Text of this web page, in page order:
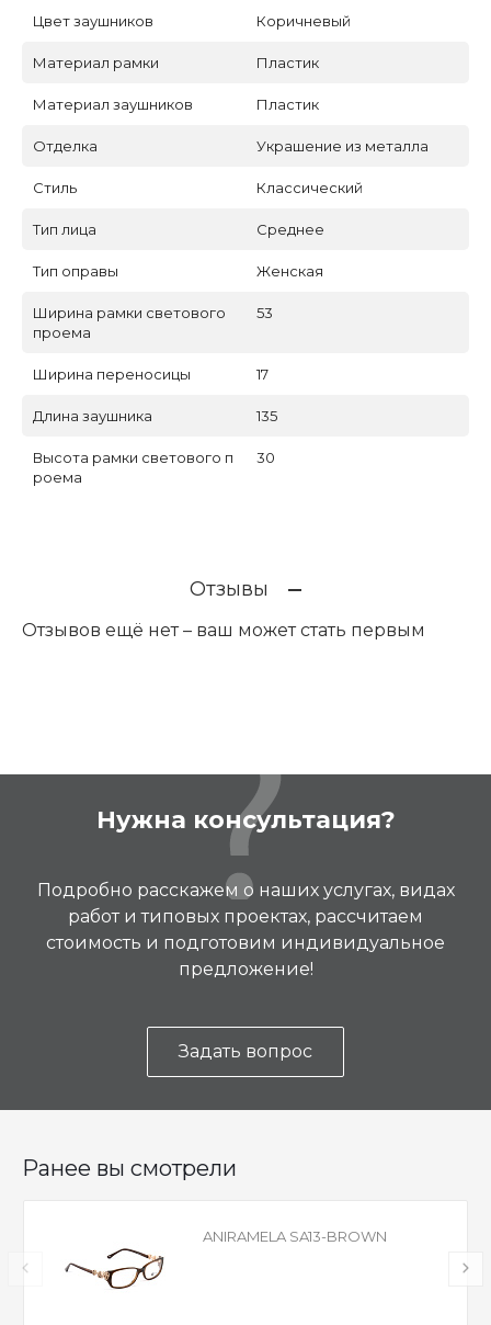
Цвет заушников Коричневый
Материал рамки Пластик
Материал заушников Пластик
Отделка Украшение из металла
Стиль Классический
Тип лица Среднее
Тип оправы Женская
Ширина рамки светового
проема
53
Ширина переносицы 17
Длина заушника 135
Высота рамки светового п
роема
30
Отзывы
Отзывов ещё нет – ваш может стать первым
Нужна консультация?
Подробно расскажем о наших услугах, видах
работ и типовых проектах, рассчитаем
стоимость и подготовим индивидуальное
предложение!
Задать вопрос
Ранее вы смотрели
ANIRAMELA SA13-BROWN